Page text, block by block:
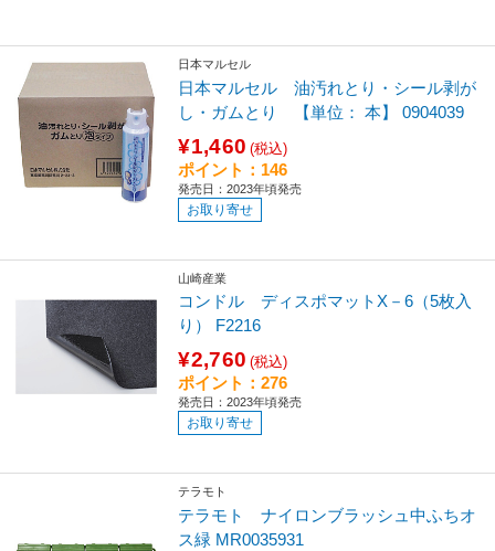
日本マルセル
日本マルセル 油汚れとり・シール剥が
し・ガムとり 【単位： 本】 0904039
¥1,460 (税込)
ポイント：146
発売日：2023年頃発売
お取り寄せ
山崎産業
コンドル ディスポマットX－6（5枚入
り） F2216
¥2,760 (税込)
ポイント：276
発売日：2023年頃発売
お取り寄せ
テラモト
テラモト ナイロンブラッシュ中ふちオ
ス緑 MR0035931